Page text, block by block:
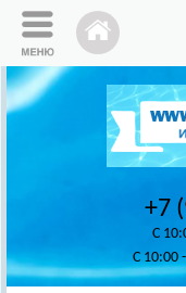
+7
C
C 10:00